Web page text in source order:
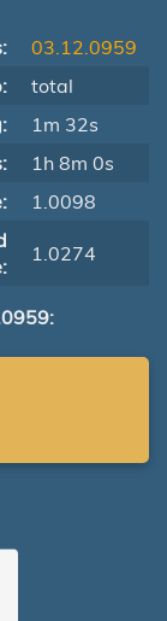
03.12.0959
total
1m 32s
1h 8m 0s
1.0098
1.0274